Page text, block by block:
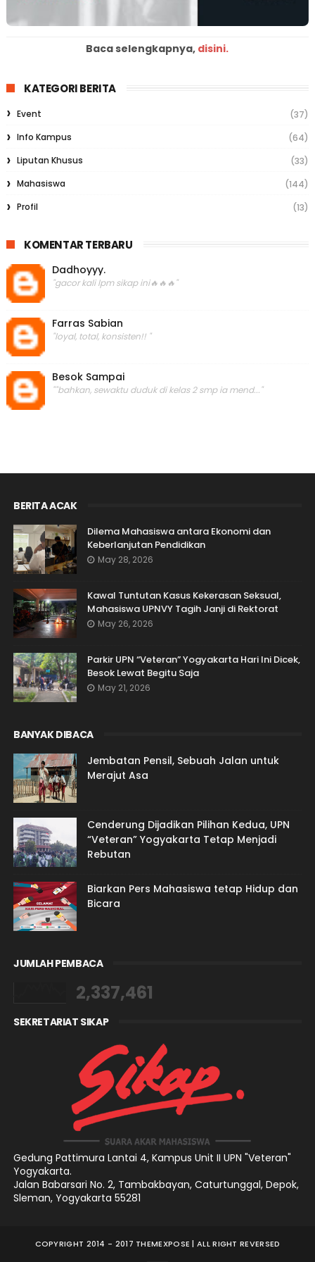
Baca selengkapnya, disini.
KATEGORI BERITA
Event
(37)
Info Kampus
(64)
Liputan Khusus
(33)
Mahasiswa
(144)
Profil
(13)
KOMENTAR TERBARU
Dadhoyyy.
"gacor kali lpm sikap ini🔥🔥🔥"
Farras Sabian
"loyal, total, konsisten!! "
Besok Sampai
""bahkan, sewaktu duduk di kelas 2 smp ia mend..."
BERITA ACAK
Dilema Mahasiswa antara Ekonomi dan
Keberlanjutan Pendidikan
May 28, 2026
Kawal Tuntutan Kasus Kekerasan Seksual,
Mahasiswa UPNVY Tagih Janji di Rektorat
May 26, 2026
Parkir UPN “Veteran” Yogyakarta Hari Ini Dicek,
Besok Lewat Begitu Saja
May 21, 2026
BANYAK DIBACA
Jembatan Pensil, Sebuah Jalan untuk
Merajut Asa
Cenderung Dijadikan Pilihan Kedua, UPN
“Veteran” Yogyakarta Tetap Menjadi
Rebutan
Biarkan Pers Mahasiswa tetap Hidup dan
Bicara
JUMLAH PEMBACA
2,337,461
SEKRETARIAT SIKAP
Gedung Pattimura Lantai 4, Kampus Unit II UPN "Veteran"
Yogyakarta.
Jalan Babarsari No. 2, Tambakbayan, Caturtunggal, Depok,
Sleman, Yogyakarta 55281
COPYRIGHT 2014 - 2017 THEMEXPOSE | ALL RIGHT REVERSED